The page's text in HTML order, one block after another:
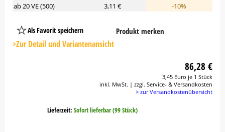
ab 20 VE (500)
3,11 € -10%
Als Favorit speichern
Platzhalter
Button
Produkt merken
>Zur Detail und Variantenansicht
86,28 €
3,45 Euro je 1 Stück
inkl. MwSt. | zzgl. Service- & Versandkosten
> zur Versandkostenübersicht
Lieferzeit: Sofort lieferbar (99 Stück)